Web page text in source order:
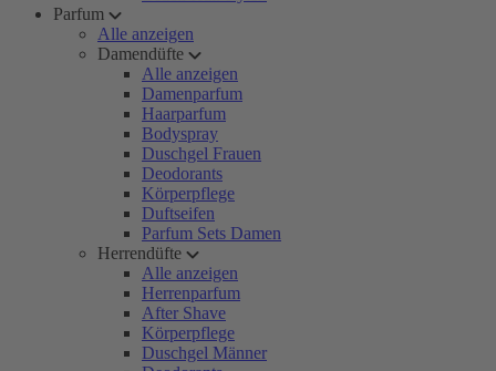
Parfum
Alle anzeigen
Damendüfte
Alle anzeigen
Damenparfum
Haarparfum
Bodyspray
Duschgel Frauen
Deodorants
Körperpflege
Duftseifen
Parfum Sets Damen
Herrendüfte
Alle anzeigen
Herrenparfum
After Shave
Körperpflege
Duschgel Männer